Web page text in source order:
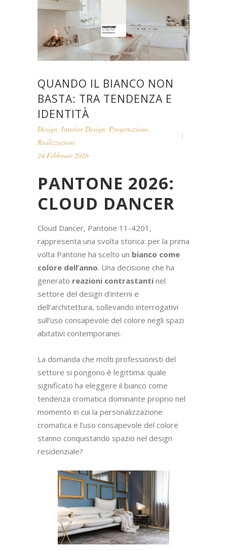
QUANDO IL BIANCO NON
BASTA: TRA TENDENZA E
IDENTITÀ
Design Interior Design Progettazione
Realizzazioni
24 Febbraio 2026
PANTONE 2026:
CLOUD DANCER
Cloud Dancer, Pantone 11-4201,
rappresenta una svolta storica: per la prima
volta Pantone ha scelto un bianco come
colore dell’anno. Una decisione che ha
generato reazioni contrastanti nel
settore del design d’interni e
dell’architettura, sollevando interrogativi
sull’uso consapevole del colore negli spazi
abitativi contemporanei.
La domanda che molti professionisti del
settore si pongono è legittima: quale
significato ha eleggere il bianco come
tendenza cromatica dominante proprio nel
momento in cui la personalizzazione
cromatica e l’uso consapevole del colore
stanno conquistando spazio nel design
residenziale?